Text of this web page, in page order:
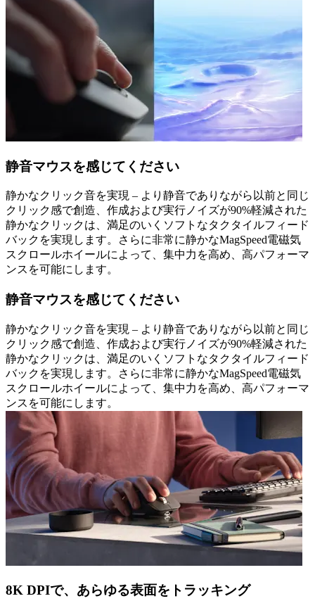
静音マウスを感じてください
静かなクリック音を実現 – より静音でありながら以前と同じ
クリック感で創造、作成および実行ノイズが90%軽減された
静かなクリックは、満足のいくソフトなタクタイルフィード
バックを実現します。さらに非常に静かなMagSpeed電磁気
スクロールホイールによって、集中力を高め、高パフォーマ
ンスを可能にします。
静音マウスを感じてください
静かなクリック音を実現 – より静音でありながら以前と同じ
クリック感で創造、作成および実行ノイズが90%軽減された
静かなクリックは、満足のいくソフトなタクタイルフィード
バックを実現します。さらに非常に静かなMagSpeed電磁気
スクロールホイールによって、集中力を高め、高パフォーマ
ンスを可能にします。
8K DPIで、あらゆる表面をトラッキング